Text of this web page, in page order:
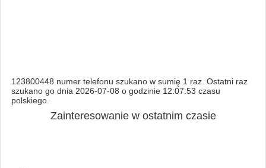
123800448 numer telefonu szukano w sumię 1 raz. Ostatni raz
szukano go dnia 2026-07-08 o godzinie 12:07:53 czasu
polskiego.
Zainteresowanie w ostatnim czasie